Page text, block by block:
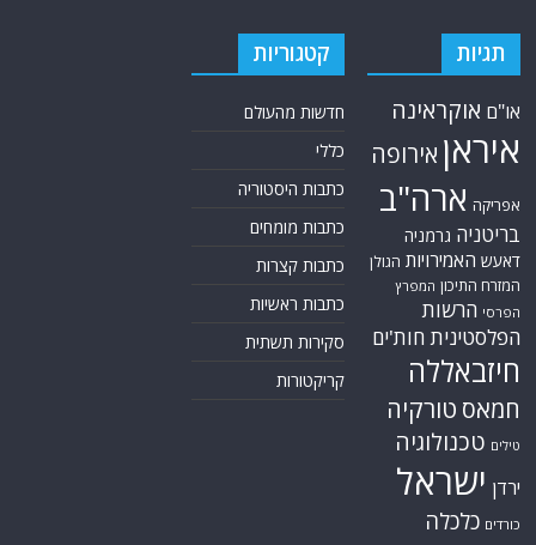
תגיות
או"ם אוקראינה
איראן אירופה
אפריקה ארה"ב
בריטניה גרמניה
דאעש האמירויות הגולן
המזרח התיכון המפרץ
הפרסי הרשות
הפלסטינית חות'ים
חיזבאללה
חמאס טורקיה
טילים טכנולוגיה
ירדן ישראל
כורדים כלכלה
קטגוריות
חדשות מהעולם
כללי
כתבות היסטוריה
כתבות מומחים
כתבות קצרות
כתבות ראשיות
סקירות תשתית
קריקטורות